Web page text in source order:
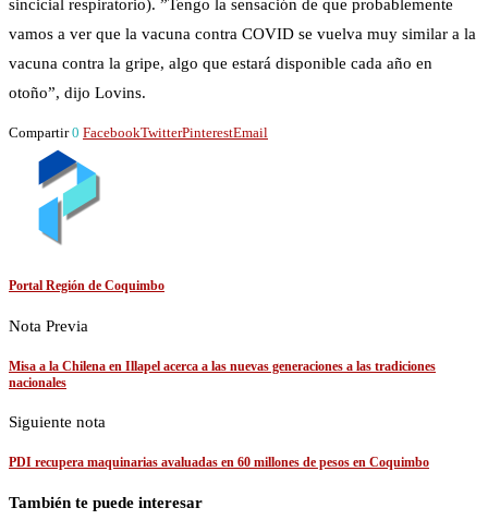
sincicial respiratorio). ”Tengo la sensación de que probablemente
vamos a ver que la vacuna contra COVID se vuelva muy similar a la
vacuna contra la gripe, algo que estará disponible cada año en
otoño”, dijo Lovins.
Compartir 0 FacebookTwitterPinterestEmail
Portal Región de Coquimbo
Nota Previa
Misa a la Chilena en Illapel acerca a las nuevas generaciones a las tradiciones
nacionales
Siguiente nota
PDI recupera maquinarias avaluadas en 60 millones de pesos en Coquimbo
También te puede interesar